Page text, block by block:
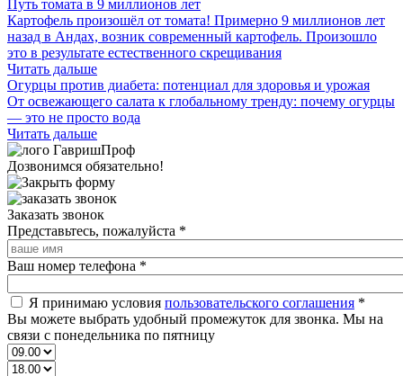
Путь томата в 9 миллионов лет
Картофель произошёл от томата! Примерно 9 миллионов лет
назад в Андах, возник современный картофель. Произошло
это в результате естественного скрещивания
Читать дальше
Огурцы против диабета: потенциал для здоровья и урожая
От освежающего салата к глобальному тренду: почему огурцы
— это не просто вода
Читать дальше
Дозвонимся обязательно!
Заказать звонок
Представьтесь, пожалуйста *
Ваш номер телефона *
Я принимаю условия пользовательского соглашения *
Вы можете выбрать удобный промежуток для звонка. Мы на
связи с понедельника по пятницу